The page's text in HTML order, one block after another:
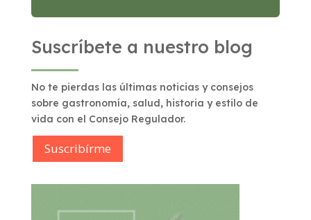
Suscríbete a nuestro blog
No te pierdas las últimas noticias y consejos
sobre gastronomía, salud, historia y estilo de
vida con el Consejo Regulador.
Suscribírme